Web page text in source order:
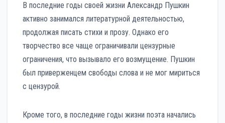
В последние годы своей жизни Александр Пушкин
активно занимался литературной деятельностью,
продолжая писать стихи и прозу. Однако его
творчество все чаще ограничивали цензурные
ограничения, что вызывало его возмущение. Пушкин
был приверженцем свободы слова и не мог мириться
с цензурой.
Кроме того, в последние годы жизни поэта начались